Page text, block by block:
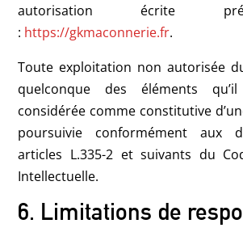
autorisation écrite
: https://gkmaconnerie.fr.
Toute exploitation non autorisée
quelconque des éléments
considérée comme constitutive
poursuivie conformément aux
articles L.335-2 et suivants du
Intellectuelle.
6. Limitations de